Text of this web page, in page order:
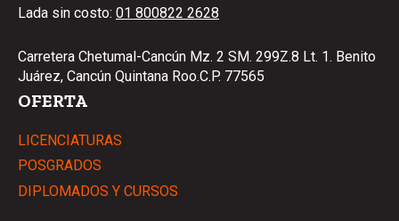
Lada sin costo: 01 800822 2628
Carretera Chetumal-Cancún Mz. 2 SM. 299Z.8 Lt. 1. Benito
Juárez, Cancún Quintana Roo.C.P. 77565
OFERTA
LICENCIATURAS
POSGRADOS
DIPLOMADOS Y CURSOS